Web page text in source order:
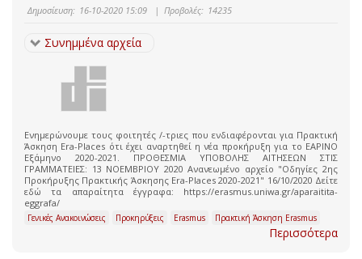
Δημοσίευση: 16-10-2020 15:09 | Προβολές: 14235
Συνημμένα αρχεία
Ενημερώνουμε τους φοιτητές /-τριες που ενδιαφέρονται για Πρακτική
Άσκηση Era-Places ότι έχει αναρτηθεί η νέα προκήρυξη για το ΕΑΡΙΝΟ
Εξάμηνο 2020-2021. ΠΡΟΘΕΣΜΙΑ ΥΠΟΒΟΛΗΣ ΑΙΤΗΣΕΩΝ ΣΤΙΣ
ΓΡΑΜΜΑΤΕΙΕΣ: 13 ΝΟΕΜΒΡΙΟΥ 2020 Ανανεωμένο αρχείο "Οδηγίες 2ης
Προκήρυξης Πρακτικής Άσκησης Era-Places 2020-2021" 16/10/2020 Δείτε
εδώ τα απαραίτητα έγγραφα: https://erasmus.uniwa.gr/aparaitita-
eggrafa/
Γενικές Ανακοινώσεις Προκηρύξεις Erasmus Πρακτική Άσκηση Erasmus
Περισσότερα